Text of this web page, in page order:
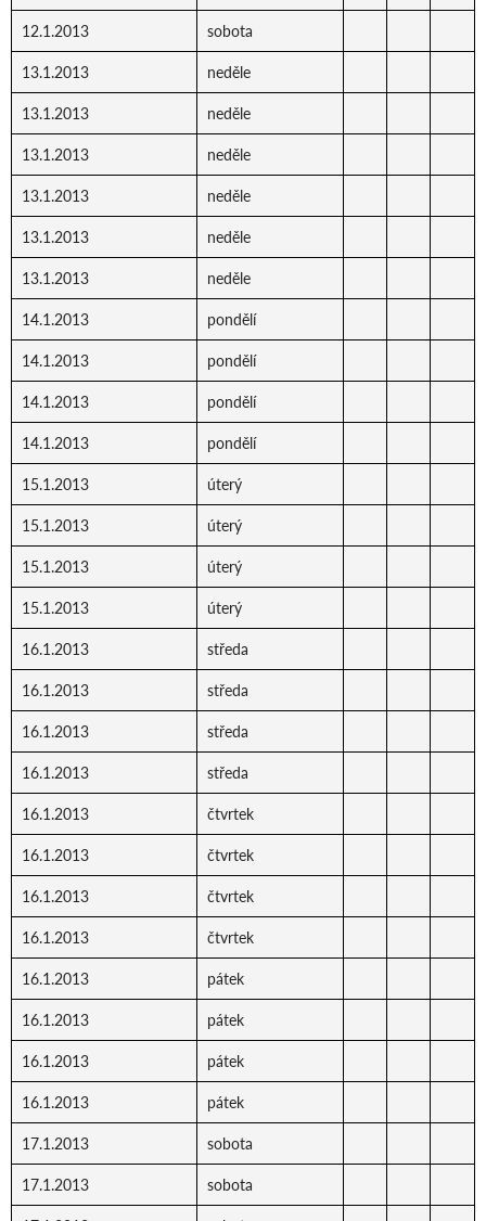
12.1.2013 sobota
13.1.2013 neděle
13.1.2013 neděle
13.1.2013 neděle
13.1.2013 neděle
13.1.2013 neděle
13.1.2013 neděle
14.1.2013 pondělí
14.1.2013 pondělí
14.1.2013 pondělí
14.1.2013 pondělí
15.1.2013 úterý
15.1.2013 úterý
15.1.2013 úterý
15.1.2013 úterý
16.1.2013 středa
16.1.2013 středa
16.1.2013 středa
16.1.2013 středa
16.1.2013 čtvrtek
16.1.2013 čtvrtek
16.1.2013 čtvrtek
16.1.2013 čtvrtek
16.1.2013 pátek
16.1.2013 pátek
16.1.2013 pátek
16.1.2013 pátek
17.1.2013 sobota
17.1.2013 sobota